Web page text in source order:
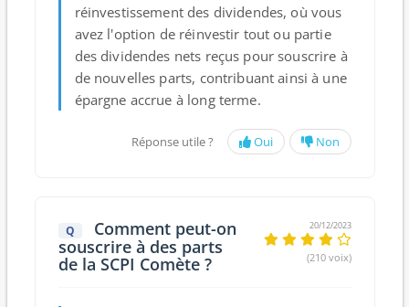
réinvestissement des dividendes, où vous
avez l'option de réinvestir tout ou partie
des dividendes nets reçus pour souscrire à
de nouvelles parts, contribuant ainsi à une
épargne accrue à long terme.
Réponse utile ? Oui Non
Q
Comment peut-on
souscrire à des parts
de la SCPI Comète ?
20/12/2023
(210 voix)